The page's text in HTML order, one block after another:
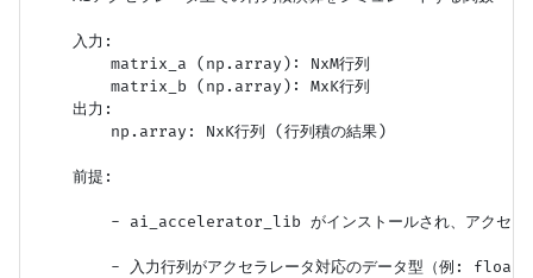
    入力:
        matrix_a (np.array): NxM行列
        matrix_b (np.array): MxK行列
    出力:
        np.array: NxK行列 (行列積の結果)
    前提:
- ai_accelerator_lib がインストールされ、アクセラ
- 入力行列がアクセラレータ対応のデータ型（例: